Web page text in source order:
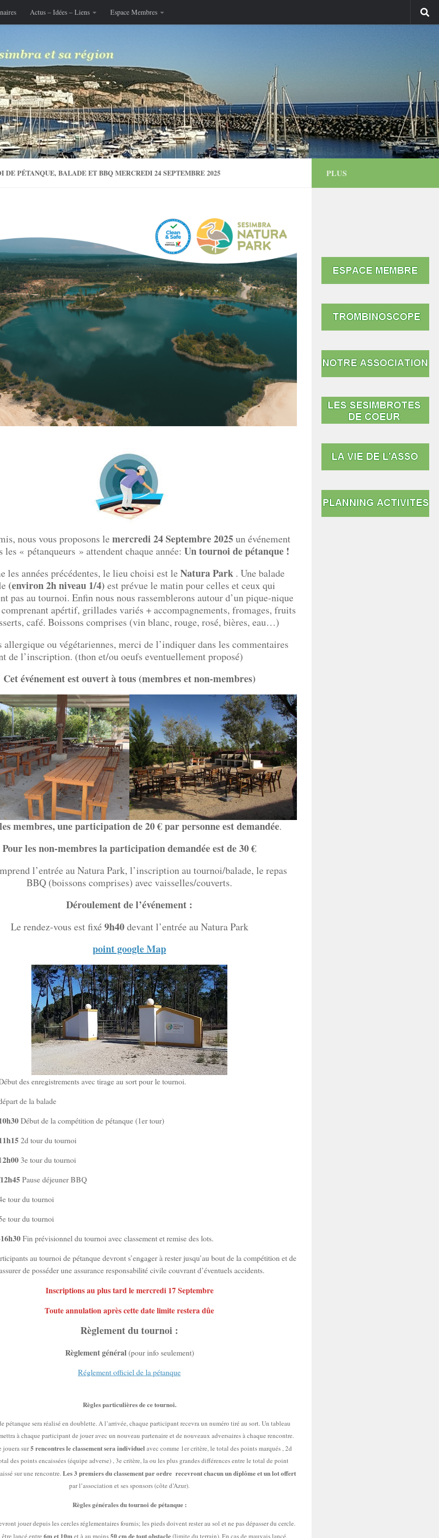
Actus – Idées – Liens Espace Membres
DE PÉTANQUE, BALADE ET BBQ MERCREDI 24 SEPTEMBRE 2025
nous vous proposons le mercredi 24 Septembre2025un événement
les « pétanqueurs » attendent chaque année: Un tournoi de pétanque !
les années précédentes, le lieu choisi est le Natura Park . Une balade
(environ 2h niveau 1/4) est prévue le matin pour celles et ceux qui
pas au tournoi. Enfin nous nous rassemblerons autour d’un pique-nique
apértif, grillades variés + accompagnements, fromages, fruits
café. Boissons comprises (vin blanc, rouge, rosé, bières, eau…)
allergique ou végétariennes, merci de l’indiquer dans les commentaires
de l’inscription. (thon et/ou oeufs eventuellement proposé)
Cet événement est ouvert à tous (membres et non-membres)
membres, une participation de 20 € par personne est demandée.
Pour les non-membres la participation demandée est de 30 €
l’entrée au Natura Park, l’inscription au tournoi/balade, le repas
BBQ (boissons comprises) avec vaisselles/couverts.
Déroulement de l’événement :
Le rendez-vous est fixé 9h40devant l’entrée au Natura Park
point google Map
des enregistrements avec tirage au sort pour le tournoi.
de la balade
Début de la compétition de pétanque (1er tour)
2d tour du tournoi
2h00 3e tour du tournoi
Pause déjeuner BBQ
tour du tournoi
tour du tournoi
16h30Fin prévisionnel du tournoi avec classement et remise des lots.
au tournoi de pétanque devront s’engager à rester jusqu’au bout de la compétition et de
de posséder une assurance responsabilité civile couvrant d’éventuels accidents.
Inscriptions au plus tard le mercredi 17 Septembre
Toute annulation après cette date limite restera dûe
Règlement du tournoi :
Règlement général(pour info seulement)
Réglement officieldelapétanque
Règles particulières de ce tournoi.
pétanque sera réalisé en doublette. A l’arrivée, chaque participant recevra un numéro tiré au sort. Un tableau
à chaque participant de jouer avec un nouveau partenaire et de nouveaux adversaires à chaque rencontre.
jouera sur5 rencontresle classement sera individuel avec comme 1er critère, le total des points marqués , 2d
des points encaissées (équipe adverse) , 3e critère, la ou les plus grandes différences entre le total de point
sur une rencontre.Les 3 premiers du classement par ordre recevront chacun un diplôme et un lot offert
par l’association et ses sponsors (côte d’Azur).
Règles générales du tournoi de pétanque :
jouer depuis les cercles réglementaires fournis; les pieds doivent rester au sol et ne pas dépasser du cercle.
lancé entre 6m et 10m et à au moins50 cm de tout obstacle(limite du terrain). En cas de mauvais lancé,
PLUS